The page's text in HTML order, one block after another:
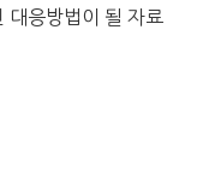
응방법이 될 자료